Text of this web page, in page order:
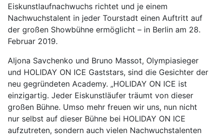
Eiskunstlaufnachwuchs richtet und je einem
Nachwuchstalent in jeder Tourstadt einen Auftritt auf
der großen Showbühne ermöglicht – in Berlin am 28.
Februar 2019.
Aljona Savchenko und Bruno Massot, Olympiasieger
und HOLIDAY ON ICE Gaststars, sind die Gesichter der
neu gegründeten Academy. „HOLIDAY ON ICE ist
einzigartig. Jeder Eiskunstläufer träumt von dieser
großen Bühne. Umso mehr freuen wir uns, nun nicht
nur selbst auf dieser Bühne bei HOLIDAY ON ICE
aufzutreten, sondern auch vielen Nachwuchstalenten